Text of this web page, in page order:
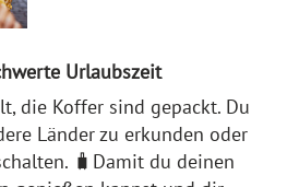
Urlaubszeit
die Koffer sind gepackt. Du
Länder zu erkunden oder
🧳Damit du deinen